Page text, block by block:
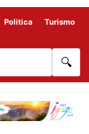
Politica
Turismo
🔍